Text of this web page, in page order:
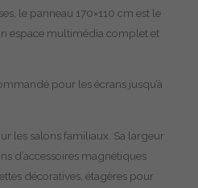
le panneau 170×110 cm est le
espace multimédia complet et
pour les écrans jusqu’à
les salons familiaux. Sa largeur
d’accessoires magnétiques
décoratives, étagères pour